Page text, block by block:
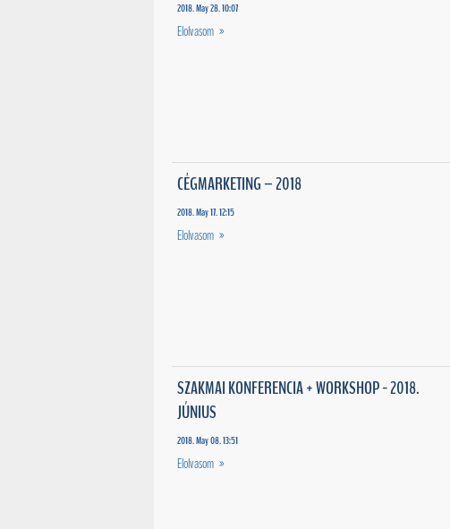
2018. May 28. 10:07
Elolvasom »
CÉGMARKETING – 2018
2018. May 17. 12:15
Elolvasom »
SZAKMAI KONFERENCIA + WORKSHOP - 2018.
JÚNIUS
2018. May 08. 13:51
Elolvasom »